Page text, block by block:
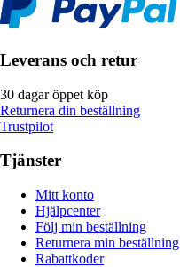
Leverans och retur
30 dagar öppet köp
Returnera din beställning
Trustpilot
Tjänster
Mitt konto
Hjälpcenter
Följ min beställning
Returnera min beställning
Rabattkoder